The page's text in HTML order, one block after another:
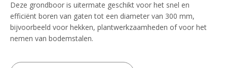
Deze grondboor is uitermate geschikt voor het snel en
efficiënt boren van gaten tot een diameter van 300 mm,
bijvoorbeeld voor hekken, plantwerkzaamheden of voor het
nemen van bodemstalen.